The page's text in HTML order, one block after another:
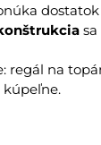
regál na
kúpeľne.